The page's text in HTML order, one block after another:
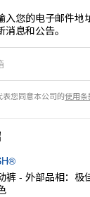
入您的电子邮件地
息和公告。
表您同意本公司的使用条
裤 - 外部品相：极